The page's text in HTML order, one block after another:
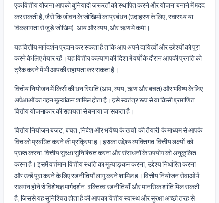
एक वित्तीय योजना आपको बुनियादी ज़रूरतों को स्थापित करने और योजना बनाने में मदद
कर सकती है, जैसे कि जीवन के जोखिमों का प्रबंधन (उदाहरण के लिए, स्वास्थ्य या
विकलांगता से जुड़े जोखिम), आय और व्यय, और ऋण में कमी।
यह वित्तीय मार्गदर्शन प्रदान कर सकता है ताकि आप अपने दायित्वों और उद्देश्यों को पूरा
करने के लिए तैयार रहें। यह वित्तीय कल्याण की दिशा में वर्षों के दौरान आपकी प्रगति को
ट्रैक करने में भी आपकी सहायता कर सकता है।
वित्तीय नियोजन में किसी की धन स्थिति (आय, व्यय, ऋण और बचत) और भविष्य के लिए
अपेक्षाओं का गहन मूल्यांकन शामिल होता है। इसे स्वतंत्र रूप से या किसी प्रमाणित
वित्तीय योजनाकार की सहायता से बनाया जा सकता है।
वित्तीय नियोजन बजट, बचत ,निवेश और भविष्य के खर्चो की तैयारी के माध्यम से आपके
वित्त को प्रबंधित करने की प्रक्रिया ह। इसका उद्देश्य व्यक्तिगत वित्तीय लक्ष्यों को
प्राप्त करना, वित्तीय सुरक्षा सुनिश्चित करना और संसाधनों के उपयोग को अनुकूलित
करना है। इसमें वर्त्तमान वित्तीय स्थति का मूल्याङ्कन करना, उद्देश्य निर्धारित करना
और उन्हें पूरा करने के लिए रडनीतियाँ लागु करने शामिल ह। वित्तीय नियोजन सेवाओं में
सलगंन होने से विशेषज्ञ मार्गदर्शन, वक्तित्व रडनीतियाँ और मानसिक शांति मिल सकती
है, जिससे यह सुनिश्चित होता है की आपका वित्तीय स्वास्थ और सुरक्षा अच्छी तरह से